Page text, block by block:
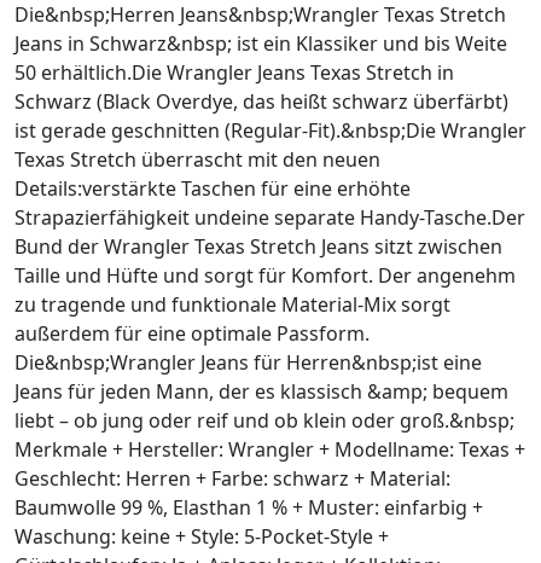
Die&nbsp;Herren Jeans&nbsp;Wrangler Texas Stretch
Jeans in Schwarz&nbsp; ist ein Klassiker und bis Weite
50 erhältlich.Die Wrangler Jeans Texas Stretch in
Schwarz (Black Overdye, das heißt schwarz überfärbt)
ist gerade geschnitten (Regular-Fit).&nbsp;Die Wrangler
Texas Stretch überrascht mit den neuen
Details:verstärkte Taschen für eine erhöhte
Strapazierfähigkeit undeine separate Handy-Tasche.Der
Bund der Wrangler Texas Stretch Jeans sitzt zwischen
Taille und Hüfte und sorgt für Komfort. Der angenehm
zu tragende und funktionale Material-Mix sorgt
außerdem für eine optimale Passform.
Die&nbsp;Wrangler Jeans für Herren&nbsp;ist eine
Jeans für jeden Mann, der es klassisch &amp; bequem
liebt – ob jung oder reif und ob klein oder groß.&nbsp;
Merkmale + Hersteller: Wrangler + Modellname: Texas +
Geschlecht: Herren + Farbe: schwarz + Material:
Baumwolle 99 %, Elasthan 1 % + Muster: einfarbig +
Waschung: keine + Style: 5-Pocket-Style +